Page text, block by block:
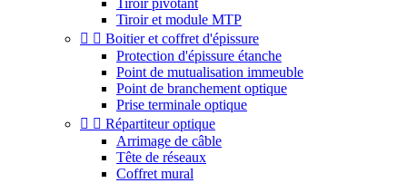
Tiroir et module MTP
  Boitier et coffret d'épissure
Protection d'épissure étanche
Point de mutualisation immeuble
Point de branchement optique
Prise terminale optique
  Répartiteur optique
Arrimage de câble
Tête de réseaux
Coffret mural